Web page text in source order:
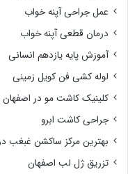
عمل جراحی آپنه خواب
درمان قطعی آپنه خواب
آموزش پایه یازدهم انسانی
لوله کشی فن کویل زمینی
کلینیک کاشت مو در اصفهان
جراحی کاشت ابرو
بهترین مرکز ساکشن غبغب
تزریق ژل لب اصفهان